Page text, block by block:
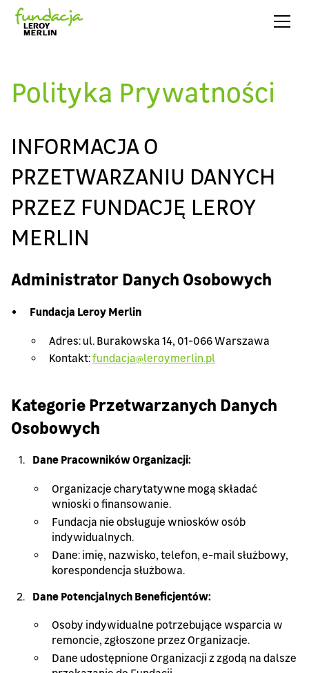
Polityka Prywatności
INFORMACJA O
PRZETWARZANIU DANYCH
PRZEZ FUNDACJĘ LEROY
MERLIN
Administrator Danych Osobowych
Fundacja Leroy Merlin
Adres: ul. Burakowska 14, 01-066 Warszawa
Kontakt:fundacja@leroymerlin.pl
Kategorie Przetwarzanych Danych
Osobowych
Dane Pracowników Organizacji:
Organizacje charytatywne mogą składać
wnioski o finansowanie.
Fundacja nie obsługuje wniosków osób
indywidualnych.
Dane: imię, nazwisko, telefon, e-mail służbowy,
korespondencja służbowa.
Dane Potencjalnych Beneficjentów:
Osoby indywidualne potrzebujące wsparcia w
remoncie, zgłoszone przez Organizacje.
Dane udostępnione Organizacji z zgodą na dalsze